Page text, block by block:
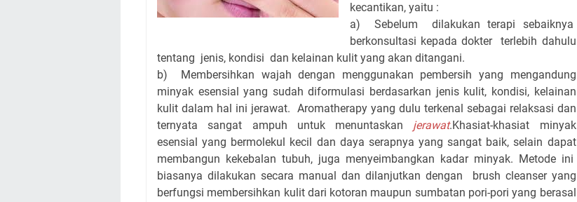
kecantikan, yaitu :
a) Sebelum dilakukan terapi sebaiknya
berkonsultasi kepada dokter terlebih dahulu
tentang jenis, kondisi dan kelainan kulit yang akan ditangani.
b) Membersihkan wajah dengan menggunakan pembersih yang mengandung
minyak esensial yang sudah diformulasi berdasarkan jenis kulit, kondisi, kelainan
kulit dalam hal ini jerawat. Aromatherapy yang dulu terkenal sebagai relaksasi dan
ternyata sangat ampuh untuk menuntaskan jerawat.Khasiat-khasiat minyak
esensial yang bermolekul kecil dan daya serapnya yang sangat baik, selain dapat
membangun kekebalan tubuh, juga menyeimbangkan kadar minyak. Metode ini
biasanya dilakukan secara manual dan dilanjutkan dengan brush cleanser yang
berfungsi membersihkan kulit dari kotoran maupun sumbatan pori-pori yang berasal